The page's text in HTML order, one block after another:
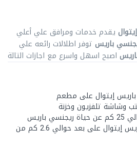
يقدم خدمات ومرافق علي أعلي
باريس توفر اطلالات رائعه علي
اصبح اسهل واسرع مع اجازات التالة
إيتوال على مطعم
وشاشة تلفزيون وخزنة
يقع فندق حياة ريجنسي باريس إيتوال على بعد حوالي 2.6 كم من